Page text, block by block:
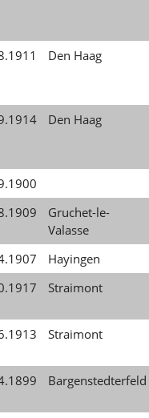
Den Haag
Den Haag
Gruchet-le-
Valasse
Hayingen
Straimont
Straimont
Bargenstedterfeld